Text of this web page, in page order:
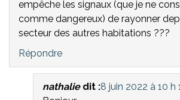
empêche les signaux (que je ne
comme dangereux) de rayonner
secteur des autres habitations ???
Répondre
nathalie dit :8 juin 2022 à 10 h